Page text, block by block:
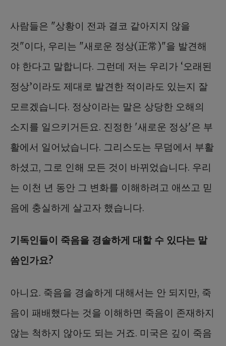
사람들은 "상황이 전과 결코 같아지지 않을
것"이다, 우리는 "새로운 정상(正常)"을 발견해
야 한다고 말합니다. 그런데 저는 우리가 ‘오래된
정상’이라도 제대로 발견한 적이라도 있는지 잘
모르겠습니다. 정상이라는 말은 상당한 오해의
소지를 일으키거든요. 진정한 '새로운 정상'은 부
활에서 일어났습니다. 그리스도는 무덤에서 부활
하셨고, 그로 인해 모든 것이 바뀌었습니다. 우리
는 이천 년 동안 그 변화를 이해하려고 애쓰고 믿
음에 충실하게 살고자 했습니다.
기독인들이 죽음을 경솔하게 대할 수 있다는 말
씀인가요?
아니요. 죽음을 경솔하게 대해서는 안 되지만, 죽
음이 패배했다는 것을 이해하면 죽음이 존재하지
않는 척하지 않아도 되는 거죠. 미국은 깊이 죽음